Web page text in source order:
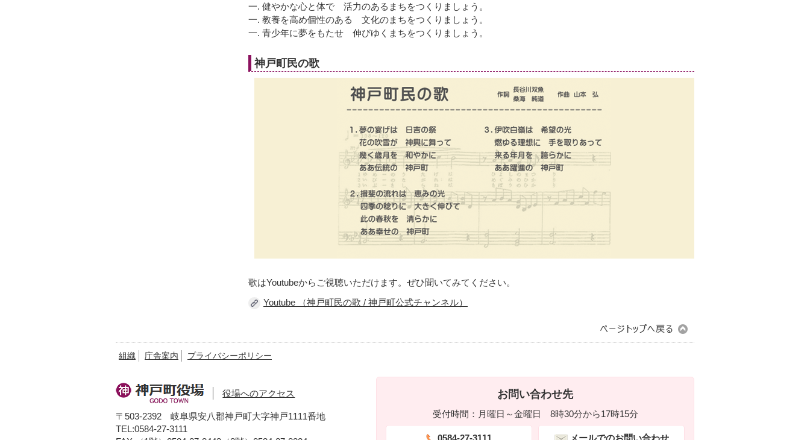
一. 健やかな心と体で 活力のあるまちをつくりましょう。
一. 教養を高め個性のある 文化のまちをつくりましょう。
一. 青少年に夢をもたせ 伸びゆくまちをつくりましょう。
神戸町民の歌
歌はYoutubeからご視聴いただけます。ぜひ聞いてみてください。
Youtube （神戸町民の歌 / 神戸町公式チャンネル）
組織 庁舎案内 プライバシーポリシー
役場へのアクセス
〒503-2392 岐阜県安八郡神戸町大字神戸1111番地
TEL:0584-27-3111
お問い合わせ先
受付時間：月曜日～金曜日 8時30分から17時15分
0584-27-3111 メールでのお問い合わせ